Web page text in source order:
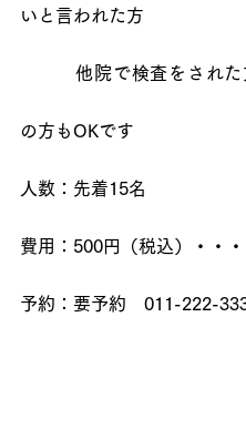
いと言われた方
他院で検査をされた
の方もOKです
人数：先着15名
費用：500円（税込）・・
予約：要予約　011-222-